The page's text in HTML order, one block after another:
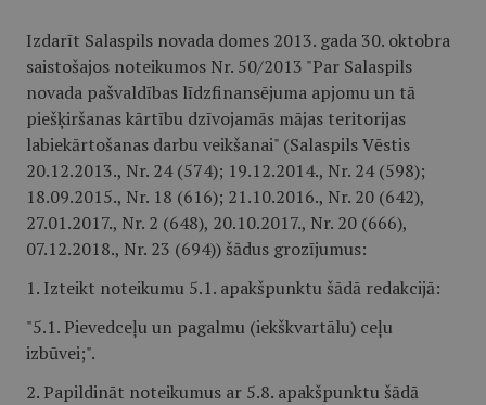
Izdarīt Salaspils novada domes 2013. gada 30. oktobra
saistošajos noteikumos Nr. 50/2013 "Par Salaspils
novada pašvaldības līdzfinansējuma apjomu un tā
piešķiršanas kārtību dzīvojamās mājas teritorijas
labiekārtošanas darbu veikšanai" (Salaspils Vēstis
20.12.2013., Nr. 24 (574); 19.12.2014., Nr. 24 (598);
18.09.2015., Nr. 18 (616); 21.10.2016., Nr. 20 (642),
27.01.2017., Nr. 2 (648), 20.10.2017., Nr. 20 (666),
07.12.2018., Nr. 23 (694)) šādus grozījumus:
1. Izteikt noteikumu 5.1. apakšpunktu šādā redakcijā:
"5.1. Pievedceļu un pagalmu (iekškvartālu) ceļu
izbūvei;".
2. Papildināt noteikumus ar 5.8. apakšpunktu šādā